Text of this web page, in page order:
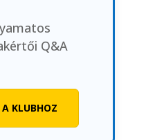
Q&A
KLUBHOZ